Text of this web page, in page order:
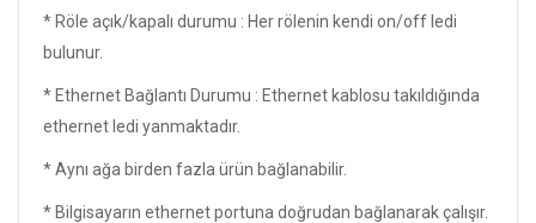
* Röle açık/kapalı durumu : Her rölenin kendi on/off ledi
bulunur.
* Ethernet Bağlantı Durumu : Ethernet kablosu takıldığında
ethernet ledi yanmaktadır.
* Aynı ağa birden fazla ürün bağlanabilir.
* Bilgisayarın ethernet portuna doğrudan bağlanarak çalışır.